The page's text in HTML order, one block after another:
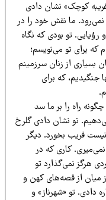
کوچک» نشان دادی
ما نقش خود را در
تو بودی که نگاه
تو می‌نویسم؛
از زنان سرزمینم
که برای
را بر ما سد
تو نشان دادی گلرخ
بخورد. دیگر
کاری که در
نمی‌گذارد تو
از قصه‌های کهن و
تو «شهرناز» و